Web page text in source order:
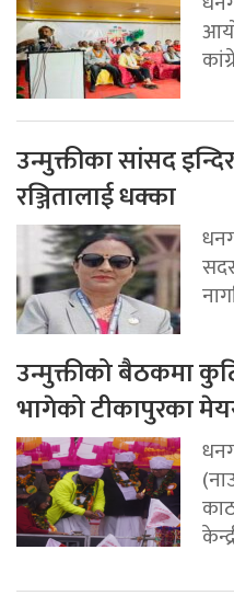
उन्मुक्तीका सांसद
रञ्जितालाई धक्का
उन्मुक्तीको बैठकमा
भागेको टीकापुरका